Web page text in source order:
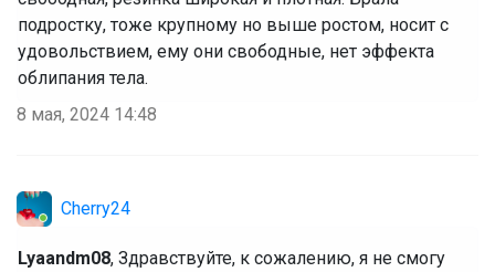
подростку, тоже крупному но выше ростом, носит с
удовольствием, ему они свободные, нет эффекта
облипания тела.
8 мая, 2024 14:48
Cherry24
Lyaandm08, Здравствуйте, к сожалению, я не смогу